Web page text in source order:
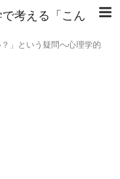
考える「こん
」という疑問へ心理学的